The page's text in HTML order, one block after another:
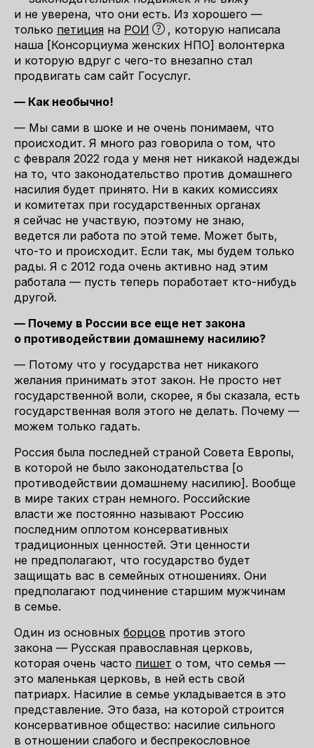
и не уверена, что они есть. Из хорошего —
только петиция на РОИ
, которую написала
наша [Консорциума женских НПО] волонтерка
и которую вдруг с чего-то внезапно стал
продвигать сам сайт Госуслуг.
— Как необычно!
— Мы сами в шоке и не очень понимаем, что
происходит. Я много раз говорила о том, что
с февраля 2022 года у меня нет никакой надежды
на то, что законодательство против домашнего
насилия будет принято. Ни в каких комиссиях
и комитетах при государственных органах
я сейчас не участвую, поэтому не знаю,
ведется ли работа по этой теме. Может быть,
что-то и происходит. Если так, мы будем только
рады. Я с 2012 года очень активно над этим
работала — пусть теперь поработает кто-нибудь
другой.
— Почему в России все еще нет закона
о противодействии домашнему насилию?
— Потому что у государства нет никакого
желания принимать этот закон. Не просто нет
государственной воли, скорее, я бы сказала, есть
государственная воля этого не делать. Почему —
можем только гадать.
Россия была последней страной Совета Европы,
в которой не было законодательства [о
противодействии домашнему насилию]. Вообще
в мире таких стран немного. Российские
власти же постоянно называют Россию
последним оплотом консервативных
традиционных ценностей. Эти ценности
не предполагают, что государство будет
защищать вас в семейных отношениях. Они
предполагают подчинение старшим мужчинам
в семье.
Один из основных борцов против этого
закона — Русская православная церковь,
которая очень часто пишет о том, что семья —
это маленькая церковь, в ней есть свой
патриарх. Насилие в семье укладывается в это
представление. Это база, на которой строится
консервативное общество: насилие сильного
в отношении слабого и беспрекословное